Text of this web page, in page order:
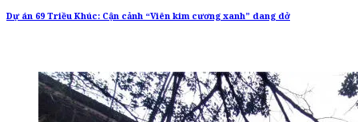
Dự án 69 Triều Khúc: Cận cảnh “Viên kim cương xanh” dang dở